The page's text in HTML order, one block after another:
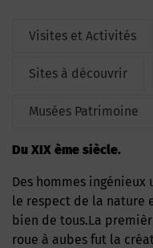
Visites et Activités
Sites à découvrir
Musées Patrimoine
du XIX ème siècle.
Des hommes ingénieux utilisaient l’énergie de l’eau dans
le respect de la nature
bien de tous.La
roue à aubes fut la